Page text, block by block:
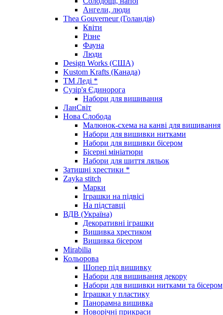
Ангели, люди
Thea Gouverneur (Голандія)
Квіти
Різне
Фауна
Люди
Design Works (США)
Kustom Krafts (Канада)
ТМ Леді *
Сузір'я Єдинорога
Набори для вишивання
ЛанСвіт
Нова Слобода
Малюнок-схема на канві для вишивання
Набори для вишивки нитками
Набори для вишивки бісером
Бісерні мініатюри
Набори для шиття ляльок
Затишні хрестики *
Zayka stitch
Марки
Іграшки на підвісі
На підставці
ВДВ (Україна)
Декоративні іграшки
Вишивка хрестиком
Вишивка бісером
Mirabilia
Кольорова
Шопер під вишивку
Набори для вишивання декору
Набори для вишивки нитками та бісером
Іграшки у пластику
Панорамна вишивка
Новорічні прикраси